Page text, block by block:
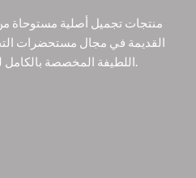
القديمة في مجال مستحضرات
اللطيفة المخصصة بالكامل للعناية بجمالك بأكثر الطرق طبيعية.